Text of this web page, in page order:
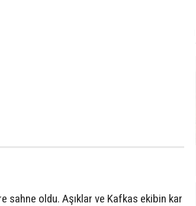
sahne oldu. Aşıklar ve Kafkas ekibin kar